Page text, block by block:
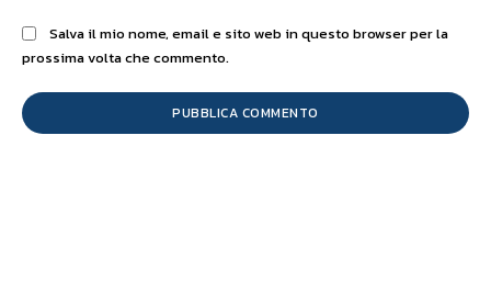
Salva il mio nome, email e sito web in questo browser per la
prossima volta che commento.